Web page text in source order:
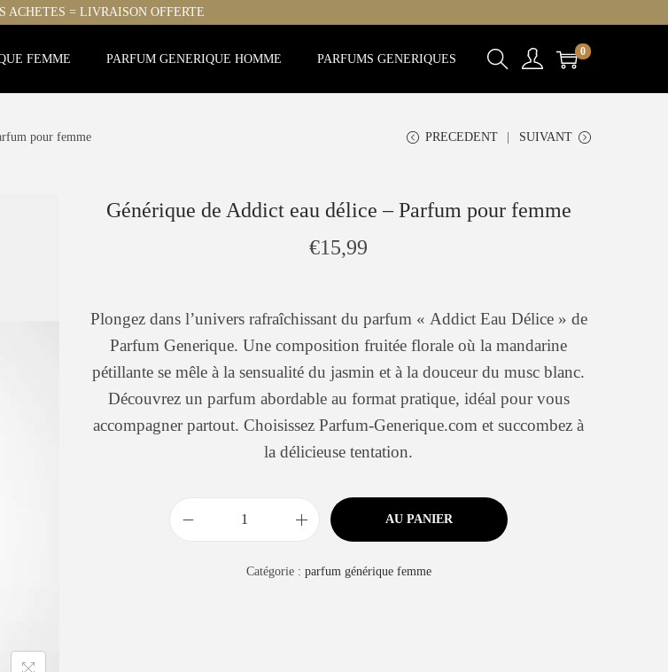
ACHETES = LIVRAISON OFFERTE
FEMME PARFUM GENERIQUE HOMME PARFUMS GENERIQUES
0
pour femme PRECEDENT SUIVANT
Générique de Addict eau délice – Parfum pour femme
€15,99
Plongez dans l’univers rafraîchissant du parfum « Addict Eau Délice » de
Parfum Generique. Une composition fruitée florale où la mandarine
pétillante se mêle à la sensualité du jasmin et à la douceur du musc blanc.
Découvrez un parfum abordable au format pratique, idéal pour vous
accompagner partout. Choisissez Parfum-Generique.com et succombez à
la délicieuse tentation.
AU PANIER
Catégorie : parfum générique femme